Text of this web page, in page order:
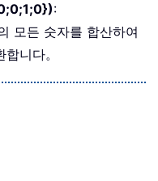
:
모든 숫자를 합산하여
니다。